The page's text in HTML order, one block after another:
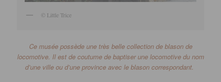
© Little Trice
Ce musée possède une très belle collection de blason de
locomotive. Il est de coutume de baptiser une locomotive du nom
d’une ville ou d’une province avec le blason correspondant.